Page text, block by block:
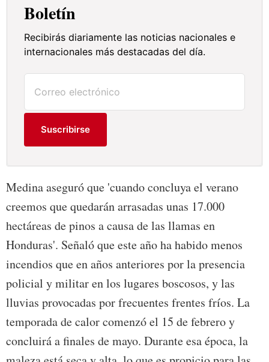
Boletín
Recibirás diariamente las noticias nacionales e
internacionales más destacadas del día.
Suscribirse
Medina aseguró que 'cuando concluya el verano
creemos que quedarán arrasadas unas 17.000
hectáreas de pinos a causa de las llamas en
Honduras'. Señaló que este año ha habido menos
incendios que en años anteriores por la presencia
policial y militar en los lugares boscosos, y las
lluvias provocadas por frecuentes frentes fríos. La
temporada de calor comenzó el 15 de febrero y
concluirá a finales de mayo. Durante esa época, la